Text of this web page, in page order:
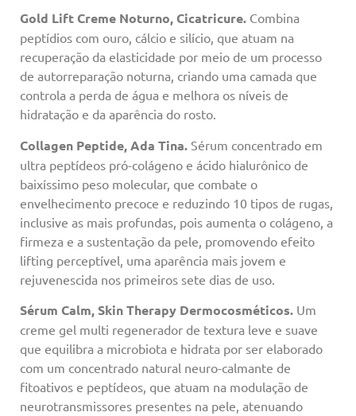
Gold Lift Creme Noturno, Cicatricure. Combina
peptídios com ouro, cálcio e silício, que atuam na
recuperação da elasticidade por meio de um processo
de autorreparação noturna, criando uma camada que
controla a perda de água e melhora os níveis de
hidratação e da aparência do rosto.
Collagen Peptide, Ada Tina. Sérum concentrado em
ultra peptídeos pró-colágeno e ácido hialurônico de
baixíssimo peso molecular, que combate o
envelhecimento precoce e reduzindo 10 tipos de rugas,
inclusive as mais profundas, pois aumenta o colágeno, a
firmeza e a sustentação da pele, promovendo efeito
lifting perceptível, uma aparência mais jovem e
rejuvenescida nos primeiros sete dias de uso.
Sérum Calm, Skin Therapy Dermocosméticos. Um
creme gel multi regenerador de textura leve e suave
que equilibra a microbiota e hidrata por ser elaborado
com um concentrado natural neuro-calmante de
fitoativos e peptídeos, que atuam na modulação de
neurotransmissores presentes na pele, atenuando